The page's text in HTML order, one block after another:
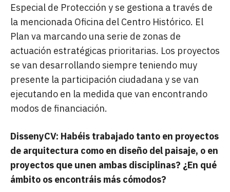
Especial de Protección y se gestiona a través de
la mencionada Oficina del Centro Histórico. El
Plan va marcando una serie de zonas de
actuación estratégicas prioritarias. Los proyectos
se van desarrollando siempre teniendo muy
presente la participación ciudadana y se van
ejecutando en la medida que van encontrando
modos de financiación.
DissenyCV: Habéis trabajado tanto en proyectos
de arquitectura como en diseño del paisaje, o en
proyectos que unen ambas disciplinas? ¿En qué
ámbito os encontráis más cómodos?